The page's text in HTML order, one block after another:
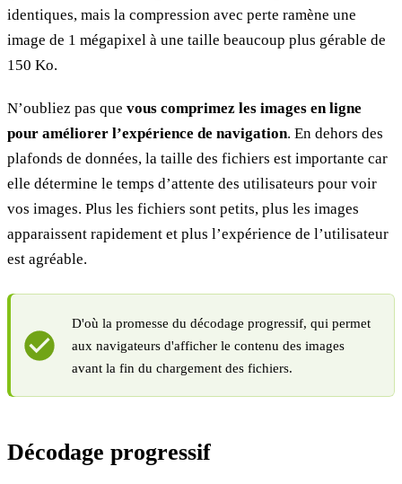
identiques, mais la compression avec perte ramène une
image de 1 mégapixel à une taille beaucoup plus gérable de
150 Ko.
N’oubliez pas que vous comprimez les images en ligne
pour améliorer l’expérience de navigation. En dehors des
plafonds de données, la taille des fichiers est importante car
elle détermine le temps d’attente des utilisateurs pour voir
vos images. Plus les fichiers sont petits, plus les images
apparaissent rapidement et plus l’expérience de l’utilisateur
est agréable.
D'où la promesse du décodage progressif, qui permet
aux navigateurs d'afficher le contenu des images
avant la fin du chargement des fichiers.
Décodage progressif